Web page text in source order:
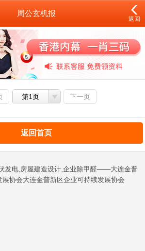
周公玄机报
返回
第1页 下一页
返回首页
发电,房屋建造设计,企业除甲醛——大连金普
展协会大连金普新区企业可持续发展协会